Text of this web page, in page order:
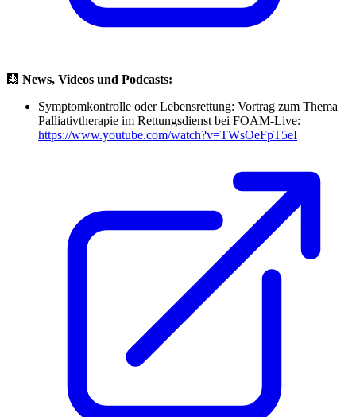
🩻 News, Videos und Podcasts:
Symptomkontrolle oder Lebensrettung: Vortrag zum Thema
Palliativtherapie im Rettungsdienst bei FOAM-Live:
https://www.youtube.com/watch?v=TWsOeFpT5eI